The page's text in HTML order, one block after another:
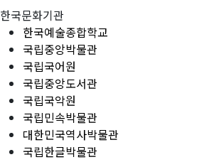
한국문화기관
한국예술종합학교
국립중앙박물관
국립국어원
국립중앙도서관
국립국악원
국립민속박물관
대한민국역사박물관
국립한글박물관